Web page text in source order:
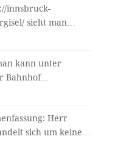
innsbruck-
sieht man…
kann unter
Bahnhof…
Herr
sich um keine…